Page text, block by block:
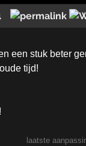
een stuk beter
tijd!
laatste